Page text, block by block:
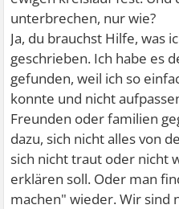
unterbrechen, nur wie?
Ja, du brauchst Hilfe, was
geschrieben. Ich habe es
gefunden, weil ich so
konnte und nicht
Freunden oder familien
dazu, sich nicht alles von
sich nicht traut oder nicht
erklären soll. Oder man
machen" wieder. Wir sind